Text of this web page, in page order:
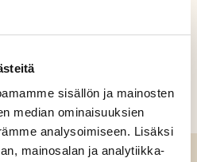
sisällön ja mainosten
median ominaisuuksien
analysoimiseen. Lisäksi
mainosalan ja analytiikka-
mediassa